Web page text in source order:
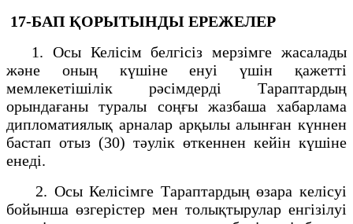
17-БАП ҚОРЫТЫНДЫ ЕРЕЖЕЛЕР
1. Осы Келісім белгісіз мерзімге жасалады
және оның күшіне енуі үшін қажетті
мемлекетішілік рәсімдерді Тараптардың
орындағаны туралы соңғы жазбаша хабарлама
дипломатиялық арналар арқылы алынған күннен
бастап отыз (30) тәулік өткеннен кейін күшіне
енеді.
2. Осы Келісімге Тараптардың өзара келісуі
бойынша өзгерістер мен толықтырулар енгізілуі